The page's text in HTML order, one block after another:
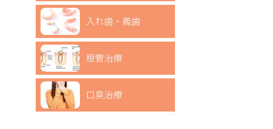
入れ歯・義歯
根管治療
口臭治療